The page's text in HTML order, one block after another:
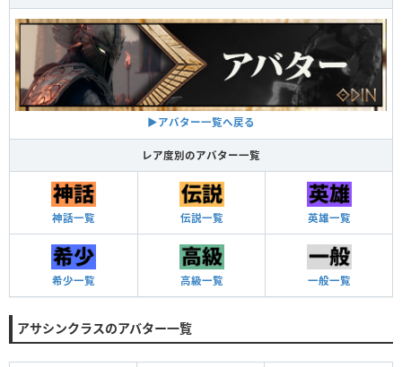
▶アバター一覧へ戻る
レア度別のアバター一覧
神話一覧 伝説一覧 英雄一覧
希少一覧 高級一覧 一般一覧
アサシンクラスのアバター一覧